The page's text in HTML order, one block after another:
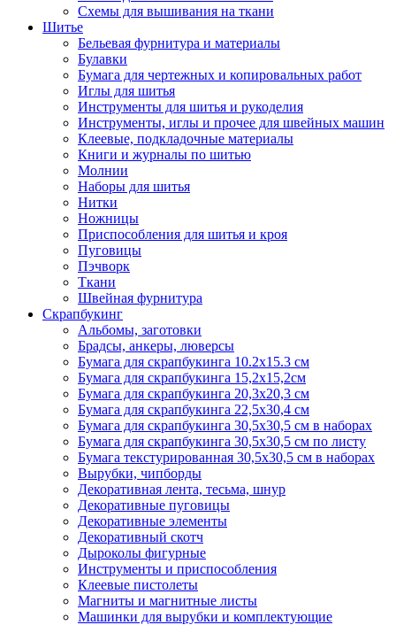
Схемы для вышивания на ткани
Шитье
Бельевая фурнитура и материалы
Булавки
Бумага для чертежных и копировальных работ
Иглы для шитья
Инструменты для шитья и рукоделия
Инструменты, иглы и прочее для швейных машин
Клеевые, подкладочные материалы
Книги и журналы по шитью
Молнии
Наборы для шитья
Нитки
Ножницы
Приспособления для шитья и кроя
Пуговицы
Пэчворк
Ткани
Швейная фурнитура
Скрапбукинг
Альбомы, заготовки
Брадсы, анкеры, люверсы
Бумага для скрапбукинга 10.2х15.3 см
Бумага для скрапбукинга 15,2х15,2см
Бумага для скрапбукинга 20,3х20,3 см
Бумага для скрапбукинга 22,5х30,4 см
Бумага для скрапбукинга 30,5х30,5 см в наборах
Бумага для скрапбукинга 30,5х30,5 см по листу
Бумага текстурированная 30,5х30,5 см в наборах
Вырубки, чипборды
Декоративная лента, тесьма, шнур
Декоративные пуговицы
Декоративные элементы
Декоративный скотч
Дыроколы фигурные
Инструменты и приспособления
Клеевые пистолеты
Магниты и магнитные листы
Машинки для вырубки и комплектующие